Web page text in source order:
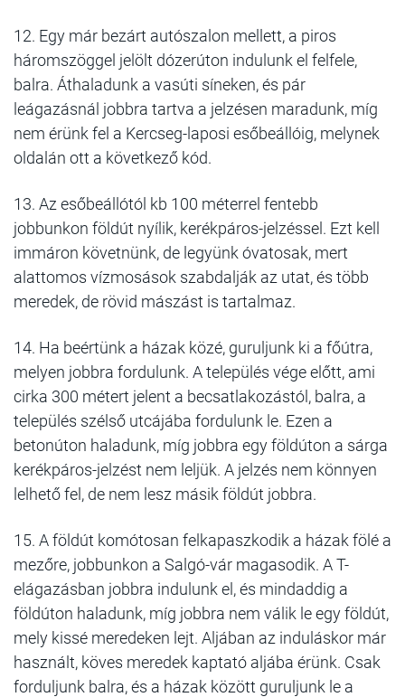
12. Egy már bezárt autószalon mellett, a piros
háromszöggel jelölt dózerúton indulunk el felfele,
balra. Áthaladunk a vasúti síneken, és pár
leágazásnál jobbra tartva a jelzésen maradunk, míg
nem érünk fel a Kercseg-laposi esőbeállóig, melynek
oldalán ott a következő kód.
13. Az esőbeállótól kb 100 méterrel fentebb
jobbunkon földút nyílik, kerékpáros-jelzéssel. Ezt kell
immáron követnünk, de legyünk óvatosak, mert
alattomos vízmosások szabdalják az utat, és több
meredek, de rövid mászást is tartalmaz.
14. Ha beértünk a házak közé, guruljunk ki a főútra,
melyen jobbra fordulunk. A település vége előtt, ami
cirka 300 métert jelent a becsatlakozástól, balra, a
település szélső utcájába fordulunk le. Ezen a
betonúton haladunk, míg jobbra egy földúton a sárga
kerékpáros-jelzést nem leljük. A jelzés nem könnyen
lelhető fel, de nem lesz másik földút jobbra.
15. A földút komótosan felkapaszkodik a házak fölé a
mezőre, jobbunkon a Salgó-vár magasodik. A T-
elágazásban jobbra indulunk el, és mindaddig a
földúton haladunk, míg jobbra nem válik le egy földút,
mely kissé meredeken lejt. Aljában az induláskor már
használt, köves meredek kaptató aljába érünk. Csak
forduljunk balra, és a házak között guruljunk le a